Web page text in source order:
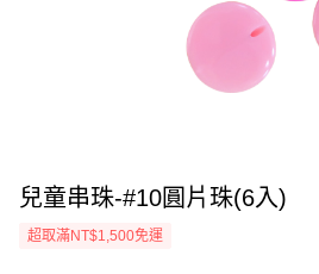
兒童串珠-#10圓片珠(6入)
超取滿NT$1,500免運